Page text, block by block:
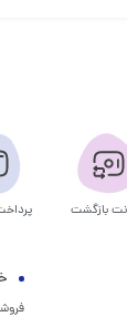
بازگشت